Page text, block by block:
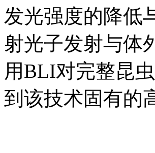
发光强度的降低
射光子发射与体
用BLI对完整昆
到该技术固有的